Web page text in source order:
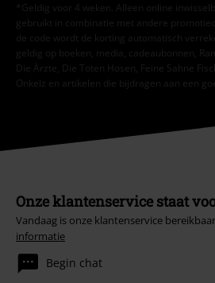
*Geldig voor 4 weken. Alleen online
gebruikt in combinatie met andere
de code wordt de korting automatisch
geldig op boeken, media, cadeaubonnen,
Die Ärzte, Die Toten Hosen, Feine Sahne
Onkelz en artikelen die bijdragen aan een
Onze klantenservice staat
Vandaag is onze klantenservice
informatie
Begin chat